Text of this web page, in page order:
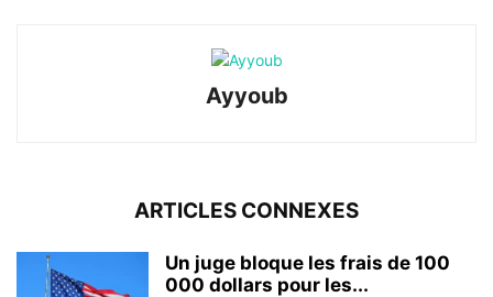
Ayyoub
ARTICLES CONNEXES
Un juge bloque les frais de 100
000 dollars pour les...